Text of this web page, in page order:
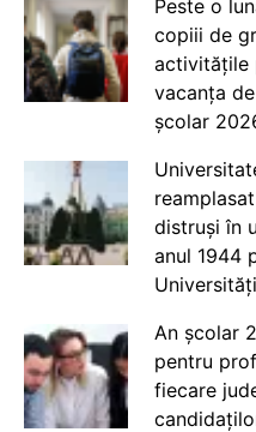
Peste o
copiii de
activitățile
vacanța
școlar
distruși în
anul 1944
An școlar
pentru
fiecare